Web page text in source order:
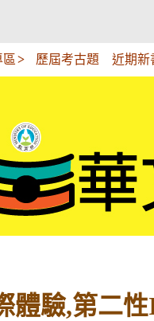
歷屆考古題 近期新
體驗,第二